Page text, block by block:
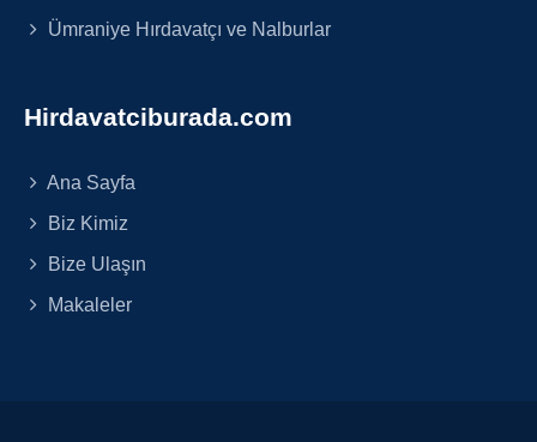
Ümraniye Hırdavatçı ve Nalburlar
Hirdavatciburada.com
Ana Sayfa
Biz Kimiz
Bize Ulaşın
Makaleler